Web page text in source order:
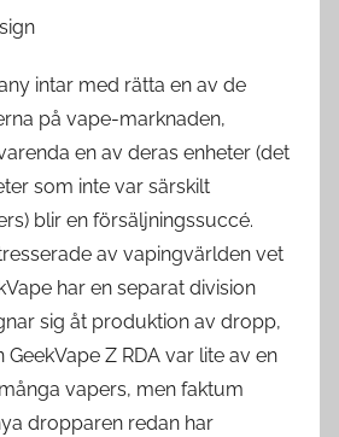
intar med rätta en av de
på vape-marknaden,
en av deras enheter (det
som inte var särskilt
blir en försäljningssuccé.
av vapingvärlden vet
har en separat division
sig åt produktion av dropp,
Z RDA var lite av en
vapers, men faktum
dropparen redan har